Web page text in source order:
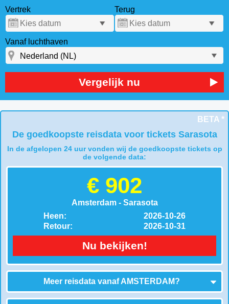
Vertrek
Terug
Vanaf luchthaven
Vergelijk nu
BETA *
De goedkoopste reisdata voor tickets Sarasota
In de afgelopen 24 uur vonden wij de goedkoopste tickets op
de volgende data:
€ 902
Amsterdam - Sarasota
Heen:
Retour:
2026-10-26
2026-10-31
Nu bekijken!
Meer reisdata vanafAMSTERDAM?